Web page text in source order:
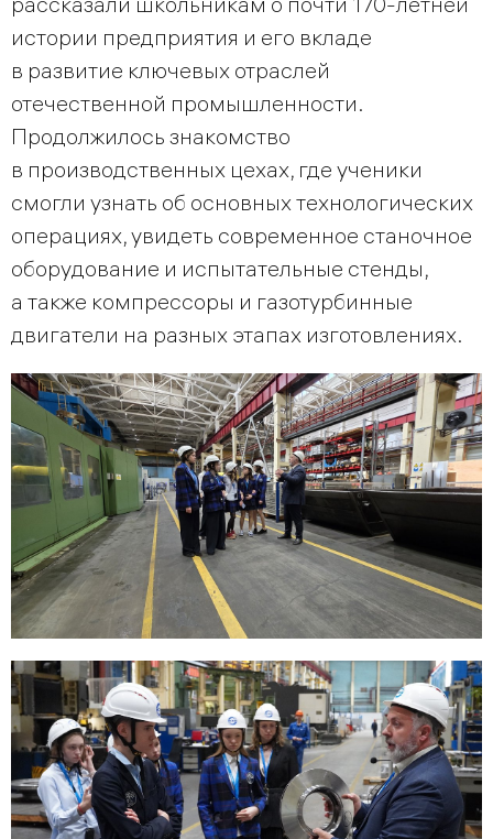
истории предприятия и его вкладе
в развитие ключевых отраслей
отечественной промышленности.
Продолжилось знакомство
в производственных цехах, где ученики
смогли узнать об основных технологических
операциях, увидеть современное станочное
оборудование и испытательные стенды,
а также компрессоры и газотурбинные
двигатели на разных этапах изготовлениях.